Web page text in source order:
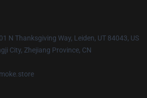
N Thanksgiving Way, Leiden, UT 84043, US
City, Zhejiang Province, CN